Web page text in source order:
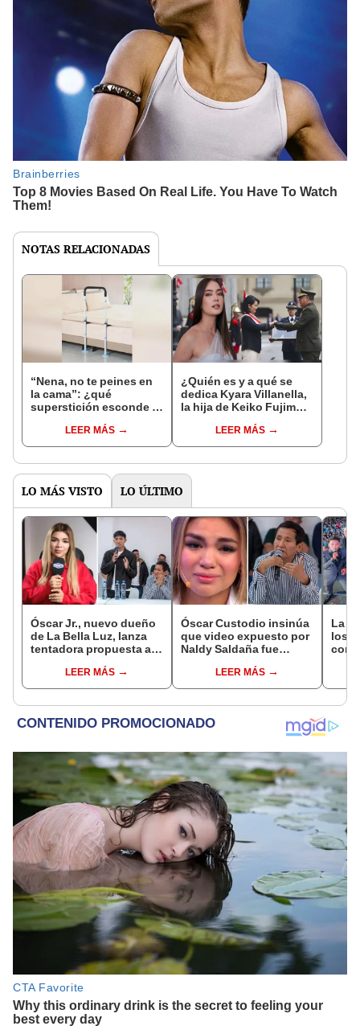
NOTAS RELACIONADAS
“Nena, no te peines en
la cama”: ¿qué
superstición esconde la
Enanitos Verdes?
LEER MÁS
¿Quién es y a qué se
dedica Kyara Villanella,
la hija de Keiko Fujimori
nivel nacional?
LEER MÁS
LO MÁS VISTO LO ÚLTIMO
Óscar Jr., nuevo dueño
de La Bella Luz, lanza
tentadora propuesta a
denuncia por
tocamientos: “Va a
LEER MÁS
Óscar Custodio insinúa
que video expuesto por
Naldy Saldaña fue
advertencia: “Lo
determinara la justicia”
LEER MÁS
La
los